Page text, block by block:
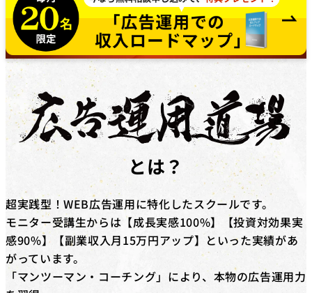
対象条件
在職者であり、​雇用主の​変更を​伴う​転職を​目指している
方で​あれば、​正社員、​契約・派遣社員、​パートや​アルバ
イトの​方など、​幅広く​ご利用いただけます。詳しくは無
料個別相談にてご相談ください。
対象コース
キャッシュバックを​受けられる​コースは​「動画編集道場
Pro」​「広告運用道場」​「TechElite」​「LINE道場」
「動画デザイン道場」「YouTubeディレクター道場」
「LPO道場」「SNSデザイン道場」​です。
補助金の詳細
対象コースを​受講修了した​際に、​受講料(税抜)の​50%相
当額を​給付いたします。​さらに、​ 弊社紹介経由の転職
後、1年間継続就業で追加の受講料(税抜)20%相当額を
給付いたします。
とは？
超実践型！WEB広告運用に特化したスクールです。
モニター受講生からは【成長実感100%】【投資対効果実
感90%】【副業収入月15万円アップ】といった実績があ
がっています。
「マンツーマン・コーチング」により、本物の広告運用力